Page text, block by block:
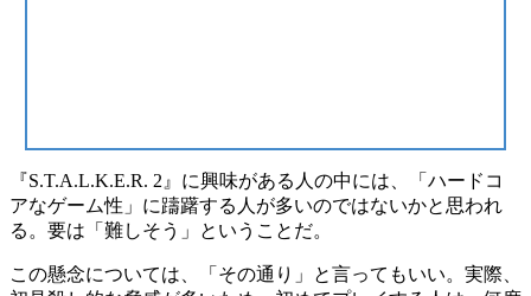
『S.T.A.L.K.E.R. 2』に興味がある人の中には、「ハードコ
アなゲーム性」に躊躇する人が多いのではないかと思われ
る。要は 「難しそう」 ということだ。
この懸念については、 「その通り」
と言ってもいい。実際、